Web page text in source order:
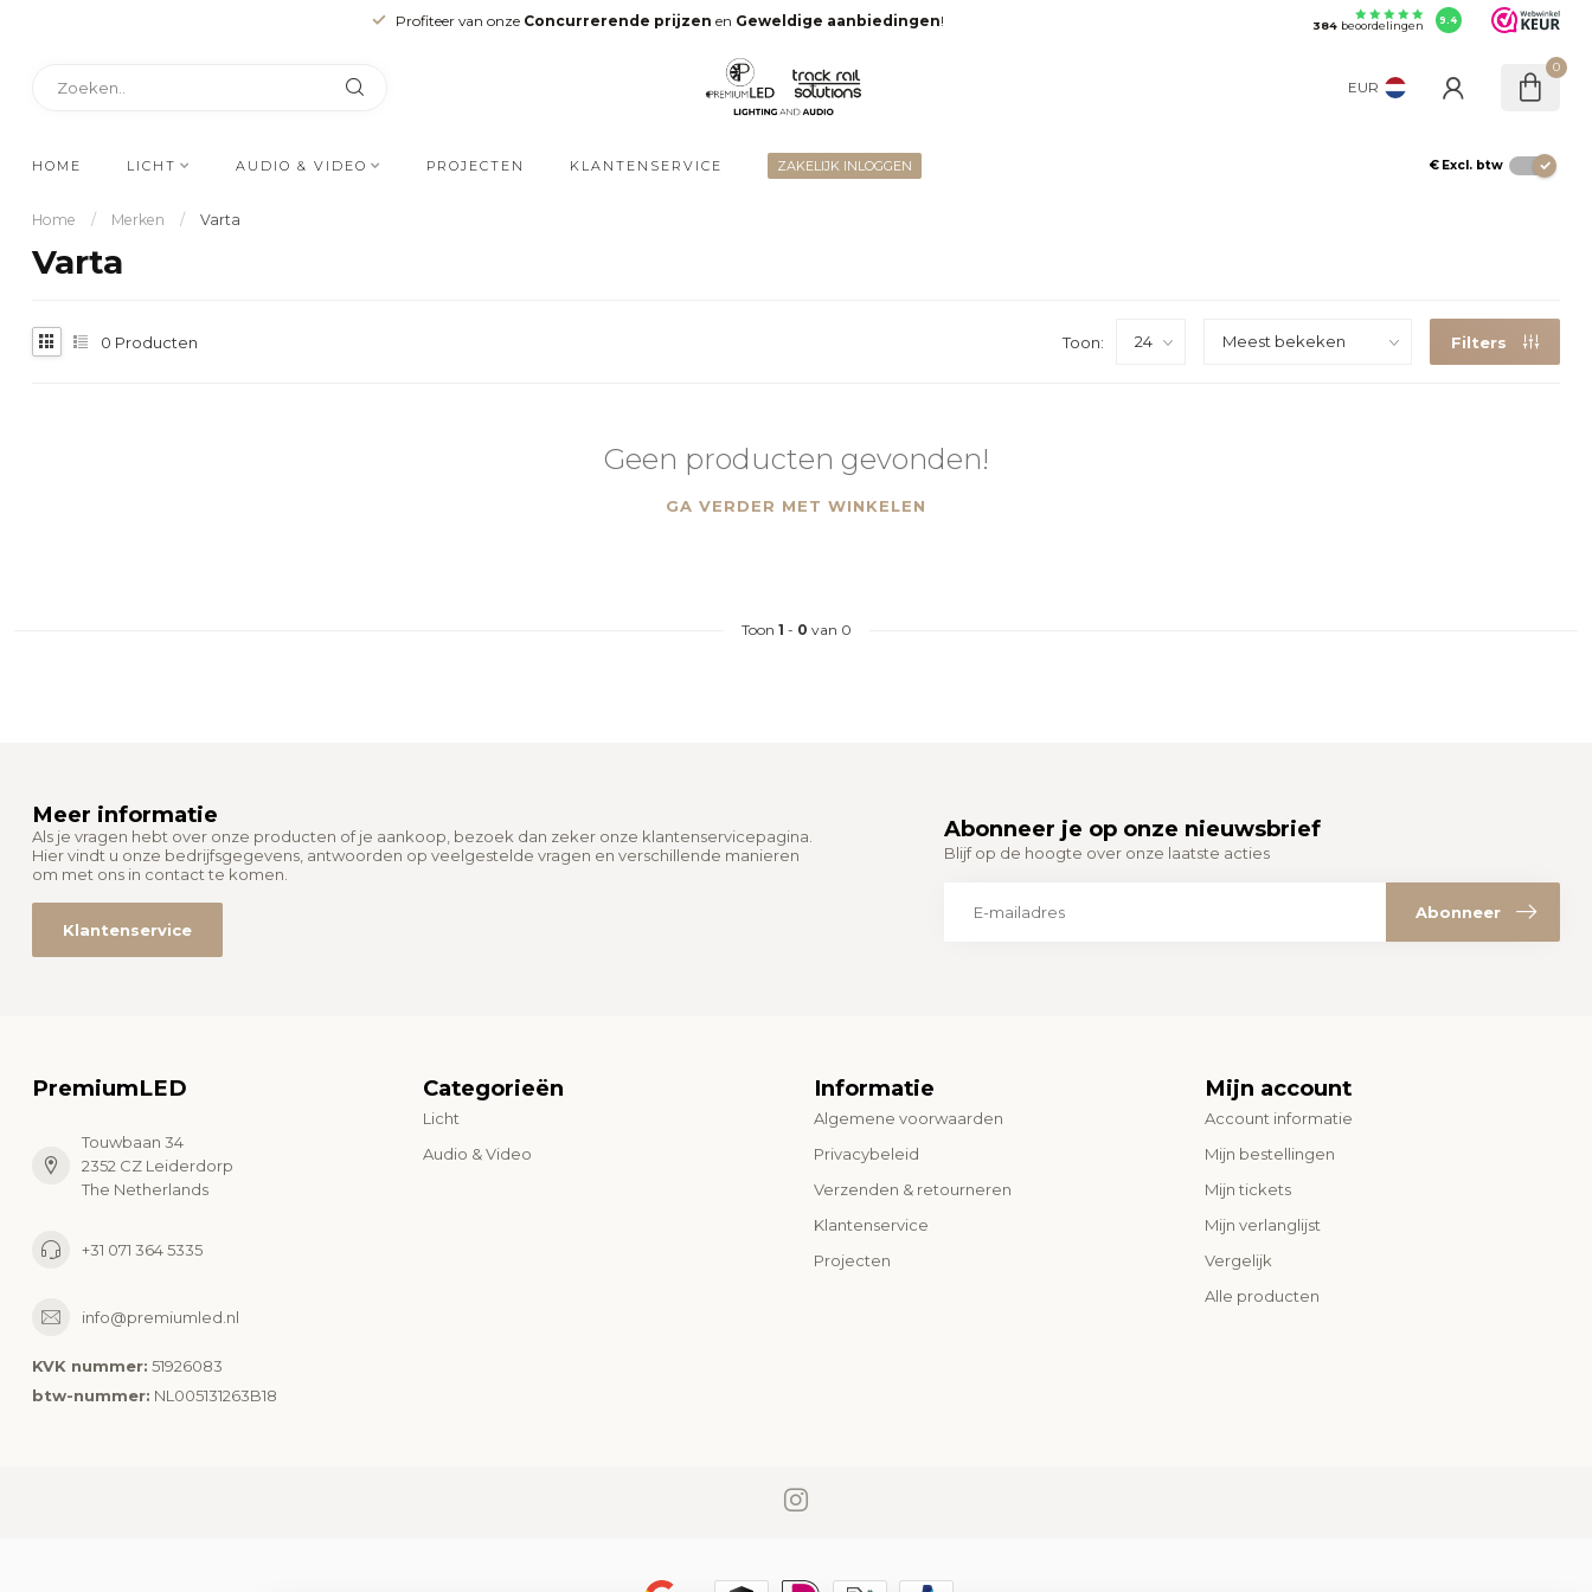
Profiteer van onze Concurrerende prijzen en Geweldige aanbiedingen! 384beoordelingen 9.4
EUR
0
HOME LICHT AUDIO & VIDEO PROJECTEN KLANTENSERVICE ZAKELIJK INLOGGEN € Excl. btw
Home / Merken / Varta
Varta
0 Producten Toon: Filters
Geen producten gevonden!
GA VERDER MET WINKELEN
Toon 1 - 0 van 0
Meer informatie
Als je vragen hebt over onze producten of je aankoop, bezoek dan zeker onze klantenservicepagina.
Hier vindt u onze bedrijfsgegevens, antwoorden op veelgestelde vragen en verschillende manieren
om met ons in contact te komen.
Klantenservice
Abonneer je op onze nieuwsbrief
Blijf op de hoogte over onze laatste acties
Abonneer
PremiumLED
Touwbaan 34
2352 CZ Leiderdorp
The Netherlands
+31 071 364 5335
info@premiumled.nl
KVK nummer: 51926083
btw-nummer: NL005131263B18
Categorieën
Licht
Audio & Video
Informatie
Algemene voorwaarden
Privacybeleid
Verzenden & retourneren
Klantenservice
Projecten
Mijn account
Account informatie
Mijn bestellingen
Mijn tickets
Mijn verlanglijst
Vergelijk
Alle producten